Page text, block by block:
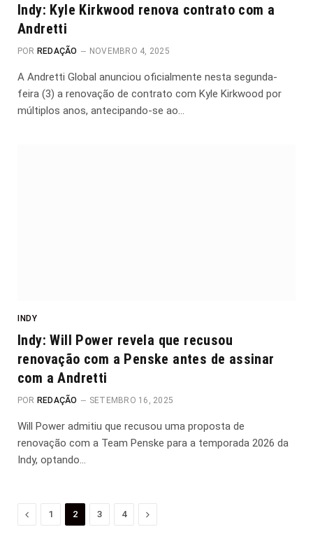
Indy: Kyle Kirkwood renova contrato com a
Andretti
POR REDAÇÃO NOVEMBRO 4, 2025
A Andretti Global anunciou oficialmente nesta segunda-
feira (3) a renovação de contrato com Kyle Kirkwood por
múltiplos anos, antecipando-se ao…
INDY
Indy: Will Power revela que recusou
renovação com a Penske antes de assinar
com a Andretti
POR REDAÇÃO SETEMBRO 16, 2025
Will Power admitiu que recusou uma proposta de
renovação com a Team Penske para a temporada 2026 da
Indy, optando…
Anterior
1 2 3 4 Proximo